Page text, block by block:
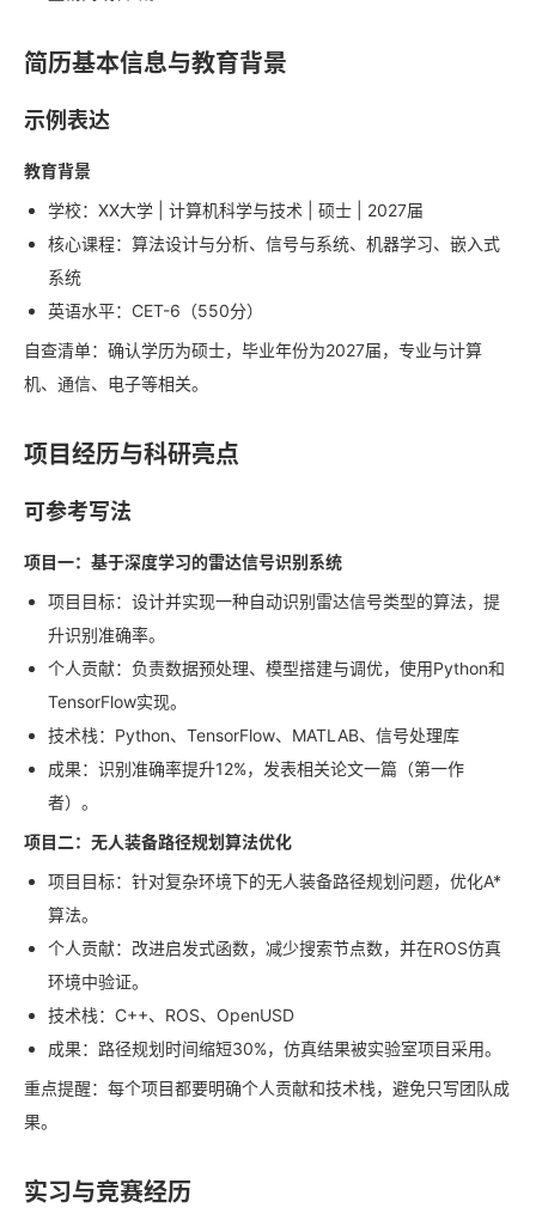
简历基本信息与教育背景
示例表达
教育背景
学校：XX大学 | 计算机科学与技术 | 硕士 | 2027届
核心课程：算法设计与分析、信号与系统、机器学习、嵌入式
系统
英语水平：CET-6（550分）
自查清单：确认学历为硕士，毕业年份为2027届，专业与计算
机、通信、电子等相关。
项目经历与科研亮点
可参考写法
项目一：基于深度学习的雷达信号识别系统
项目目标：设计并实现一种自动识别雷达信号类型的算法，提
升识别准确率。
个人贡献：负责数据预处理、模型搭建与调优，使用Python和
TensorFlow实现。
技术栈：Python、TensorFlow、MATLAB、信号处理库
成果：识别准确率提升12%，发表相关论文一篇（第一作
者）。
项目二：无人装备路径规划算法优化
项目目标：针对复杂环境下的无人装备路径规划问题，优化A*
算法。
个人贡献：改进启发式函数，减少搜索节点数，并在ROS仿真
环境中验证。
技术栈：C++、ROS、OpenUSD
成果：路径规划时间缩短30%，仿真结果被实验室项目采用。
重点提醒：每个项目都要明确个人贡献和技术栈，避免只写团队成
果。
实习与竞赛经历